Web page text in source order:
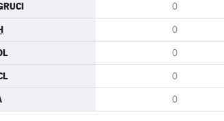
0
0
0
0
0